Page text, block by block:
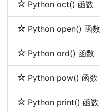
Python oct() 函数
Python open() 函数
Python ord() 函数
Python pow() 函数
Python print() 函数